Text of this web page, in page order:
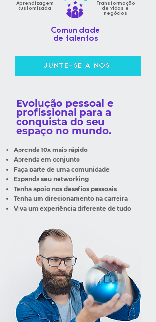
Aprendizagem
customizada
Transformação
de vidas e
negócios
Comunidade
de talentos
JUNTE-SE A NÓS
Evolução pessoal e
profissional para a
conquista do seu
espaço no mundo.
Aprenda 10x mais rápido
Aprenda em conjunto
Faça parte de uma comunidade
Expanda seu networking
Tenha apoio nos desafios pessoais
Tenha um direcionamento na carreira
Viva um experiência diferente de tudo